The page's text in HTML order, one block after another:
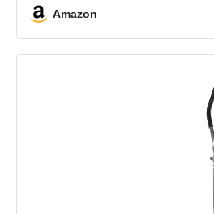
avec poignée de Test de
Cardiaque
Amazon